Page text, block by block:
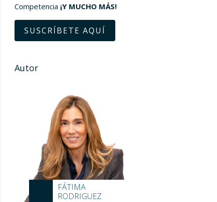
Competencia ¡Y MUCHO MÁS!
SUSCRÍBETE AQUÍ
Autor
FÁTIMA
RODRIGUEZ